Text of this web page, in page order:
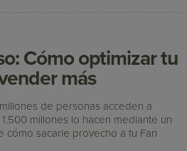
Cómo optimizar tu
más
de personas acceden a
millones lo hacen mediante un
cómo sacarle provecho a tu Fan